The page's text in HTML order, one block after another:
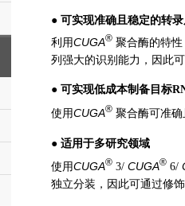
● 可实现准确且稳定的转
利用CUGA® 聚合酶的特
列强大的识别能力，因此
● 可实现低成本制备目标
使用CUGA® 聚合酶可准
● 适用于多研究领域
使用CUGA® 3/ CUGA® 6/
独立分装，因此可通过修